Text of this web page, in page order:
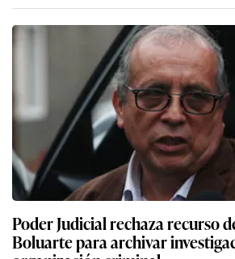
Poder Judicial rechaza recurso
Boluarte para archivar